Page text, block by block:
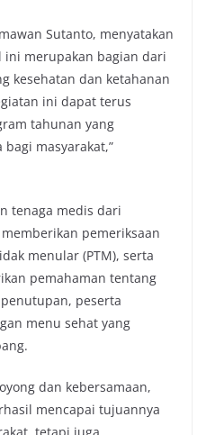
Sutanto, menyatakan
ini merupakan bagian dari
kesehatan dan ketahanan
ini dapat terus
tahunan yang
masyarakat,”
tenaga medis dari
pemeriksaan
menular (PTM), serta
pemahaman tentang
peserta
menu sehat yang
dan kebersamaan,
mencapai tujuannya